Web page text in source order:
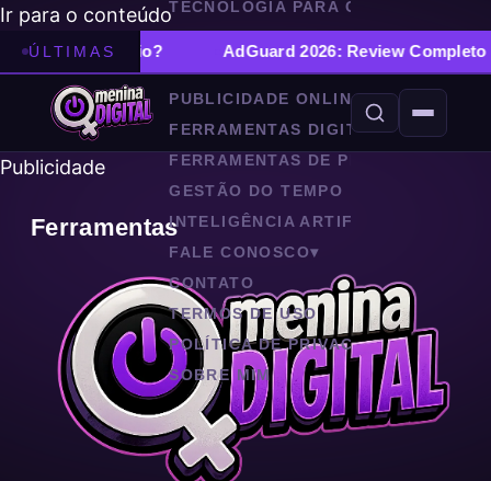
Ir para o conteúdo
ÚLTIMAS
Vitalício? AdGuard 2026: Review Completo do
TECNOLOGIA PARA CASAS
PUBLICIDADE ONLINE
FERRAMENTAS DIGITAIS▾
FERRAMENTAS DE PRODUTIVIDADE
GESTÃO DO TEMPO
INTELIGÊNCIA ARTIFICIAL
FALE CONOSCO▾
CONTATO
TERMOS DE USO
POLÍTICA DE PRIVACIDADE
SOBRE MIM
Publicidade
Ferramentas